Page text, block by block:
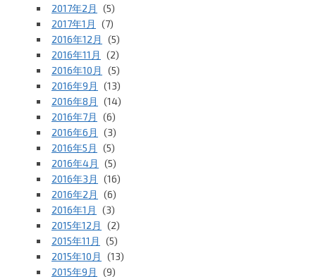
2017年2月
(5)
2017年1月
(7)
2016年12月
(5)
2016年11月
(2)
2016年10月
(5)
2016年9月
(13)
2016年8月
(14)
2016年7月
(6)
2016年6月
(3)
2016年5月
(5)
2016年4月
(5)
2016年3月
(16)
2016年2月
(6)
2016年1月
(3)
2015年12月
(2)
2015年11月
(5)
2015年10月
(13)
2015年9月
(9)